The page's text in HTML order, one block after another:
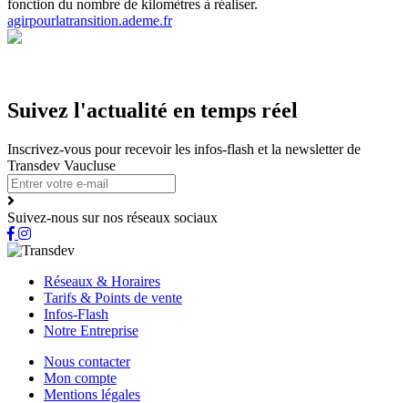
fonction du nombre de kilomètres à réaliser.
agirpourlatransition.ademe.fr
Suivez l'actualité en temps réel
Inscrivez-vous pour recevoir les infos-flash et la newsletter de
Transdev Vaucluse
Suivez-nous sur nos réseaux sociaux
Réseaux & Horaires
Tarifs & Points de vente
Infos-Flash
Notre Entreprise
Nous contacter
Mon compte
Mentions légales